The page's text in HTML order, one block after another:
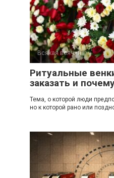
Всякая всячина
Ритуальные
заказать и
Тема, о которой люди
но к которой рано или